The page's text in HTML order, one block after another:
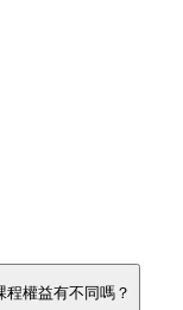
權益有不同嗎？